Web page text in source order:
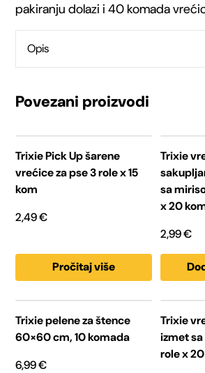
vrećica
pseći
izmet
2
role
x
komada
pakiranju dolazi i 40 komada
Opis
Povezani proizvodi
Trixie Pick Up šarene
vrećice za pse 3 role x 15
kom
2,49€
Pročitaj više
Trixie
sa
x 20
2,99€
Trixie pelene za štence
60×60 cm, 10 komada
6,99€
Trixie
izmet
role x